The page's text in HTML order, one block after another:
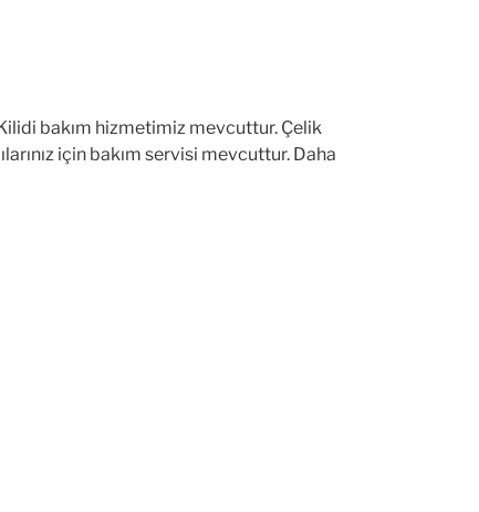
bakım hizmetimiz mevcuttur. Çelik
için bakım servisi mevcuttur. Daha